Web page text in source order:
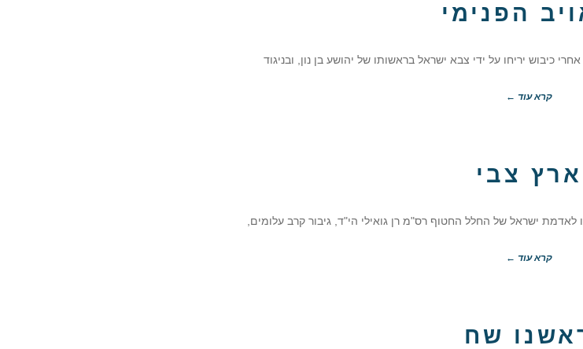
הפנימי
כיבוש יריחו על ידי צבא ישראל בראשותו של יהושע בן נון, ובניגוד
קרא עוד ←
ארץ צבי
ישראל של החלל החטוף רס"מ רן גואילי הי"ד, גיבור קרב עלומים,
קרא עוד ←
שח